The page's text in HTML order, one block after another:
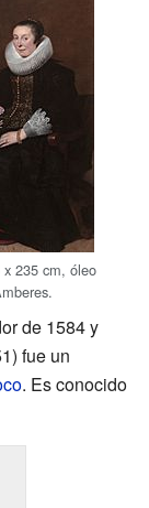
235 cm, óleo
de 1584 y
fue un
. Es conocido